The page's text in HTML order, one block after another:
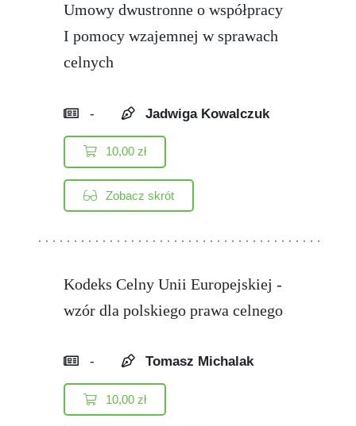
Umowy dwustronne o współpracy
I pomocy wzajemnej w sprawach
celnych
- Jadwiga Kowalczuk
10,00zł
Zobacz skrót
Kodeks Celny Unii Europejskiej -
wzór dla polskiego prawa celnego
- Tomasz Michalak
10,00zł